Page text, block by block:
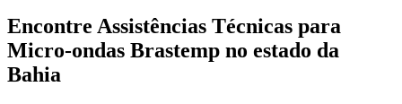
Encontre Assistências Técnicas para
Micro-ondas Brastemp no estado da
Bahia